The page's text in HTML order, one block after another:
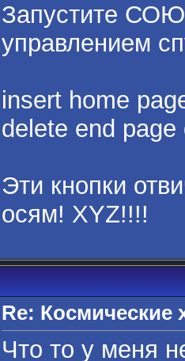
Запустите
управлением
insert home
delete end page
Эти кнопки
осям! XYZ!!!!
Re:
Что то у меня